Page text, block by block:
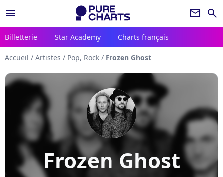
menu newsletter search
Billetterie Star Academy Charts français
Accueil / Artistes / Pop, Rock / Frozen Ghost
Frozen Ghost